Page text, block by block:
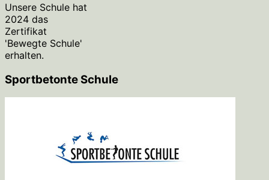
Unsere Schule hat
2024 das
Zertifikat
'Bewegte Schule'
erhalten.
Sportbetonte Schule